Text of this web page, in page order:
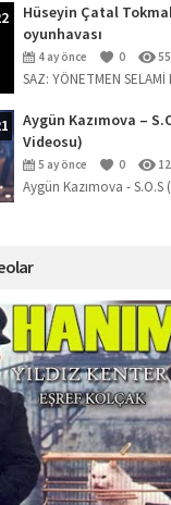
Hüseyin Çatal
oyunhavası
4 ay önce 0 55
SAZ: YÖNETMEN SELAMİ
Aygün Kazımova –
Videosu)
5 ay önce 0
Aygün Kazımova -